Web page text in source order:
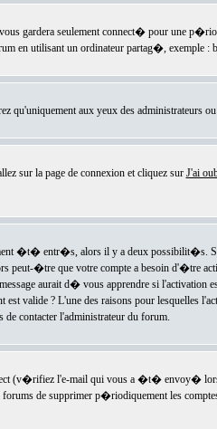
gardera seulement connect� pour une
en utilisant un ordinateur partag�,
qu'uniquement aux yeux des administrateurs
sur la page de connexion et cliquez sur J'ai
�t� entr�s, alors il y a deux possibilit�s.
peut-�tre que votre compte a besoin
aurait d� vous apprendre si l'activation
valide ? L'une des raisons pour lesquelles
contacter l'administrateur du forum.
(v�rifiez l'e-mail qui vous a �t� envoy�
de supprimer p�riodiquement les